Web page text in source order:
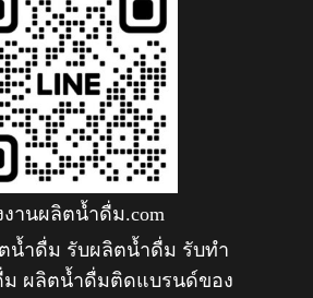
งานผลิตน้ำดื่ม.com
น้ำดื่ม รับผลิตน้ำดื่ม รับทำ
ผลิตน้ำดื่มติดแบรนด์ของ